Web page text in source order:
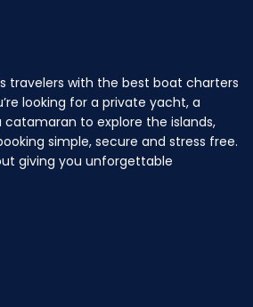
travelers with the best boat charters
looking for a private yacht, a
catamaran to explore the islands,
simple, secure and stress free.
giving you unforgettable